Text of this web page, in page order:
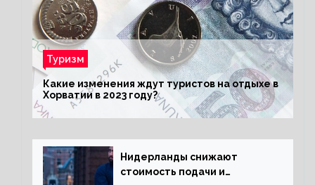
Туризм
Какие изменения ждут туристов на отдыхе в
Хорватии в 2023 году?
Нидерланды снижают
стоимость подачи и